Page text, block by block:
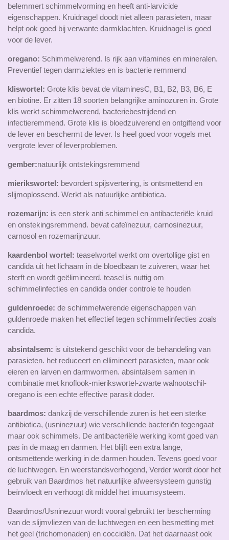
belemmert schimmelvorming en heeft anti-larvicide
eigenschappen. Kruidnagel doodt niet alleen parasieten, maar
helpt ook goed bij verwante darmklachten. Kruidnagel is goed
voor de lever.
oregano: Schimmelwerend. Is rijk aan vitamines en mineralen.
Preventief tegen darmziektes en is bacterie remmend
kliswortel: Grote klis bevat de vitaminesC, B1, B2, B3, B6, E
en biotine. Er zitten 18 soorten belangrijke aminozuren in. Grote
klis werkt schimmelwerend, bacteriebestrijdend en
infectieremmend. Grote klis is bloedzuiverend en ontgiftend voor
de lever en beschermt de lever. Is heel goed voor vogels met
vergrote lever of leverproblemen.
gember:natuurlijk ontstekingsremmend
mierikswortel: bevordert spijsvertering, is ontsmettend en
slijmoplossend. Werkt als natuurlijke antibiotica.
rozemarijn: is een sterk anti schimmel en antibacteriële kruid
en onstekingsremmend. bevat cafeïnezuur, carnosinezuur,
carnosol en rozemarijnzuur.
kaardenbol wortel: teaselwortel werkt om overtollige gist en
candida uit het lichaam in de bloedbaan te zuiveren, waar het
sterft en wordt geëlimineerd. teasel is nuttig om
schimmelinfecties en candida onder controle te houden
guldenroede: de schimmelwerende eigenschappen van
guldenroede maken het effectief tegen schimmelinfecties zoals
candida.
absintalsem: is uitstekend geschikt voor de behandeling van
parasieten. het reduceert en ellimineert parasieten, maar ook
eieren en larven en darmwormen. absintalsem samen in
combinatie met knoflook-mierikswortel-zwarte walnootschil-
oregano is een echte effective parasit doder.
baardmos: dankzij de verschillende zuren is het een sterke
antibiotica, (usninezuur) wie verschillende bacteriën tegengaat
maar ook schimmels. De antibacteriële werking komt goed van
pas in de maag en darmen. Het blijft een extra lange,
ontsmettende werking in de darmen houden. Tevens goed voor
de luchtwegen. En weerstandsverhogend, Verder wordt door het
gebruik van Baardmos het natuurlijke afweersysteem gunstig
beïnvloedt en verhoogt dit middel het imuumsysteem.
Baardmos/Usninezuur wordt vooral gebruikt ter bescherming
van de slijmvliezen van de luchtwegen en een besmetting met
het geel (trichomonaden) en coccidiën. Dat het daarnaast ook